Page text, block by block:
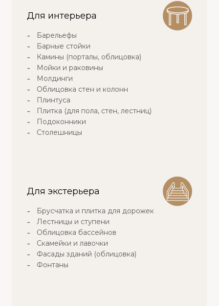
Для интерьера
Барельефы
Барные стойки
Камины (порталы, облицовка)
Мойки и раковины
Молдинги
Облицовка стен и колонн
Плинтуса
Плитка (для пола, стен, лестниц)
Подоконники
Столешницы
Для экстерьера
Брусчатка и плитка для дорожек
Лестницы и ступени
Облицовка бассейнов
Скамейки и лавочки
Фасады зданий (облицовка)
Фонтаны